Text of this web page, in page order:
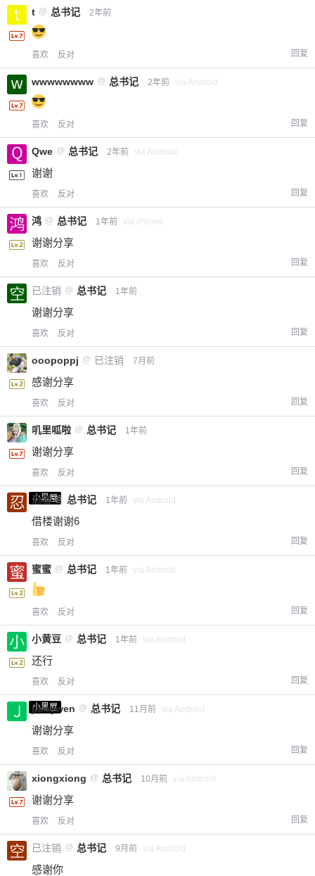
t @ 总书记 2年前
喜欢 反对 回复
wwwwwwww @ 总书记 2年前 via Android
喜欢 反对 回复
Qwe @ 总书记 2年前 via Android
谢谢
喜欢 反对 回复
鸿 @ 总书记 1年前 via iPhone
谢谢分享
喜欢 反对 回复
已注销 @ 总书记 1年前
谢谢分享
喜欢 反对 回复
ooopoppj @ 已注销 7月前
感谢分享
喜欢 反对 回复
叽里呱啦 @ 总书记 1年前
谢谢分享
喜欢 反对 回复
小黑屋
忍者 @ 总书记 1年前 via Android
借楼谢谢6
喜欢 反对 回复
蜜蜜 @ 总书记 1年前 via Android
喜欢 反对 回复
小黄豆 @ 总书记 1年前 via Android
还行
喜欢 反对 回复
小黑屋
jiangwen @ 总书记 11月前 via Android
谢谢分享
喜欢 反对 回复
xiongxiong @ 总书记 10月前 via Android
谢谢分享
喜欢 反对 回复
已注销 @ 总书记 9月前 via Android
感谢你